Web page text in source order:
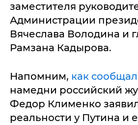
заместителя
Администрации
Вячеслава Володина и
Рамзана Кадырова.
Напомним, как сообщал
намедни российский
Федор Клименко
реальности у Путина и